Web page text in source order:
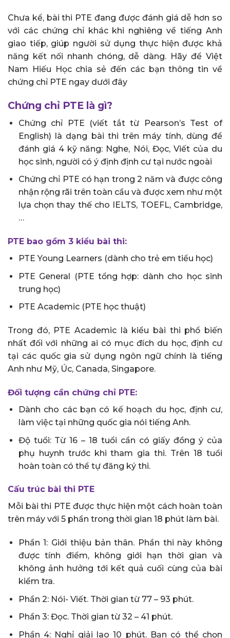
Chưa kể, bài thi PTE đang được đánh giá dễ hơn so
với các chứng chỉ khác khi nghiêng về tiếng Anh
giao tiếp, giúp người sử dụng thực hiện được khả
năng kết nối nhanh chóng, dễ dàng. Hãy để Việt
Nam Hiếu Học chia sẻ đến các bạn thông tin về
chứng chỉ PTE ngay dưới đây
Chứng chỉ PTE là gì?
Chứng chỉ PTE (viết tắt từ Pearson’s Test of
English) là dạng bài thi trên máy tính, dùng để
đánh giá 4 kỹ năng: Nghe, Nói, Đọc, Viết của du
học sinh, người có ý định định cư tại nước ngoài
Chứng chỉ PTE có hạn trong 2 năm và được công
nhận rộng rãi trên toàn cầu và được xem như một
lựa chọn thay thế cho IELTS, TOEFL, Cambridge,
…
PTE bao gồm 3 kiểu bài thi:
PTE Young Learners (dành cho trẻ em tiểu học)
PTE General (PTE tổng hợp: dành cho học sinh
trung học)
PTE Academic (PTE học thuật)
Trong đó, PTE Academic là kiểu bài thi phổ biến
nhất đối với những ai có mục đích du học, định cư
tại các quốc gia sử dụng ngôn ngữ chính là tiếng
Anh như Mỹ, Úc, Canada, Singapore.
Đối tượng cần chứng chỉ PTE:
Dành cho các bạn có kế hoạch du học, định cư,
làm việc tại những quốc gia nói tiếng Anh.
Độ tuổi: Từ 16 – 18 tuổi cần có giấy đồng ý của
phụ huynh trước khi tham gia thi. Trên 18 tuổi
hoàn toàn có thể tự đăng ký thi.
Cấu trúc bài thi PTE
Mỗi bài thi PTE được thực hiện một cách hoàn toàn
trên máy với 5 phần trong thời gian 18 phút làm bài.
Phần 1: Giới thiệu bản thân. Phần thi này không
được tính điểm, không giới hạn thời gian và
không ảnh hưởng tới kết quả cuối cùng của bài
kiểm tra.
Phần 2: Nói- Viết. Thời gian từ 77 – 93 phút.
Phần 3: Đọc. Thời gian từ 32 – 41 phút.
Phần 4: Nghỉ giải lao 10 phút. Bạn có thể chọn